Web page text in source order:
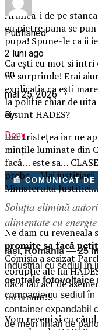
Arunca-i de pe
cu pietre pana se
pupa! Spune-le ca ii
Ca ești cu mot si
ne surprinde! Erai
explicația ca ești
la politie chiar de uita
ei sunt HADES?
Dar tristețea iar ne
mințile luminate din
facă… este sa…
probe… Mai justitiarii
Ministerului
Ne dam cu reveneala
promite sa facă
Comisia a sesizat
corupție ale lui
daca iau act de
închinam!!!
Vom reveni si cu
Published
2 luni ago
on
mai 25, 2026
By
Deny
📰 COMUNICAT
Soluția elimină
alimentate cu
Iași, România — 25
industrial cu sediul în
centrale fotovoltaice
companie cu sediul
container expandabil
de metri liniari de